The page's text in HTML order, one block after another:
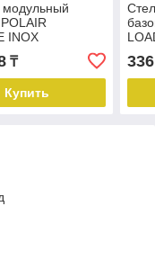
INOX
₸
Купить